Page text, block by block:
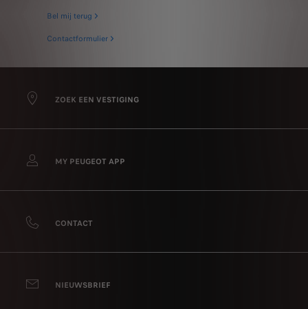
Bel mij terug
Contactformulier
ZOEK EEN VESTIGING
MY PEUGEOT APP
CONTACT
NIEUWSBRIEF